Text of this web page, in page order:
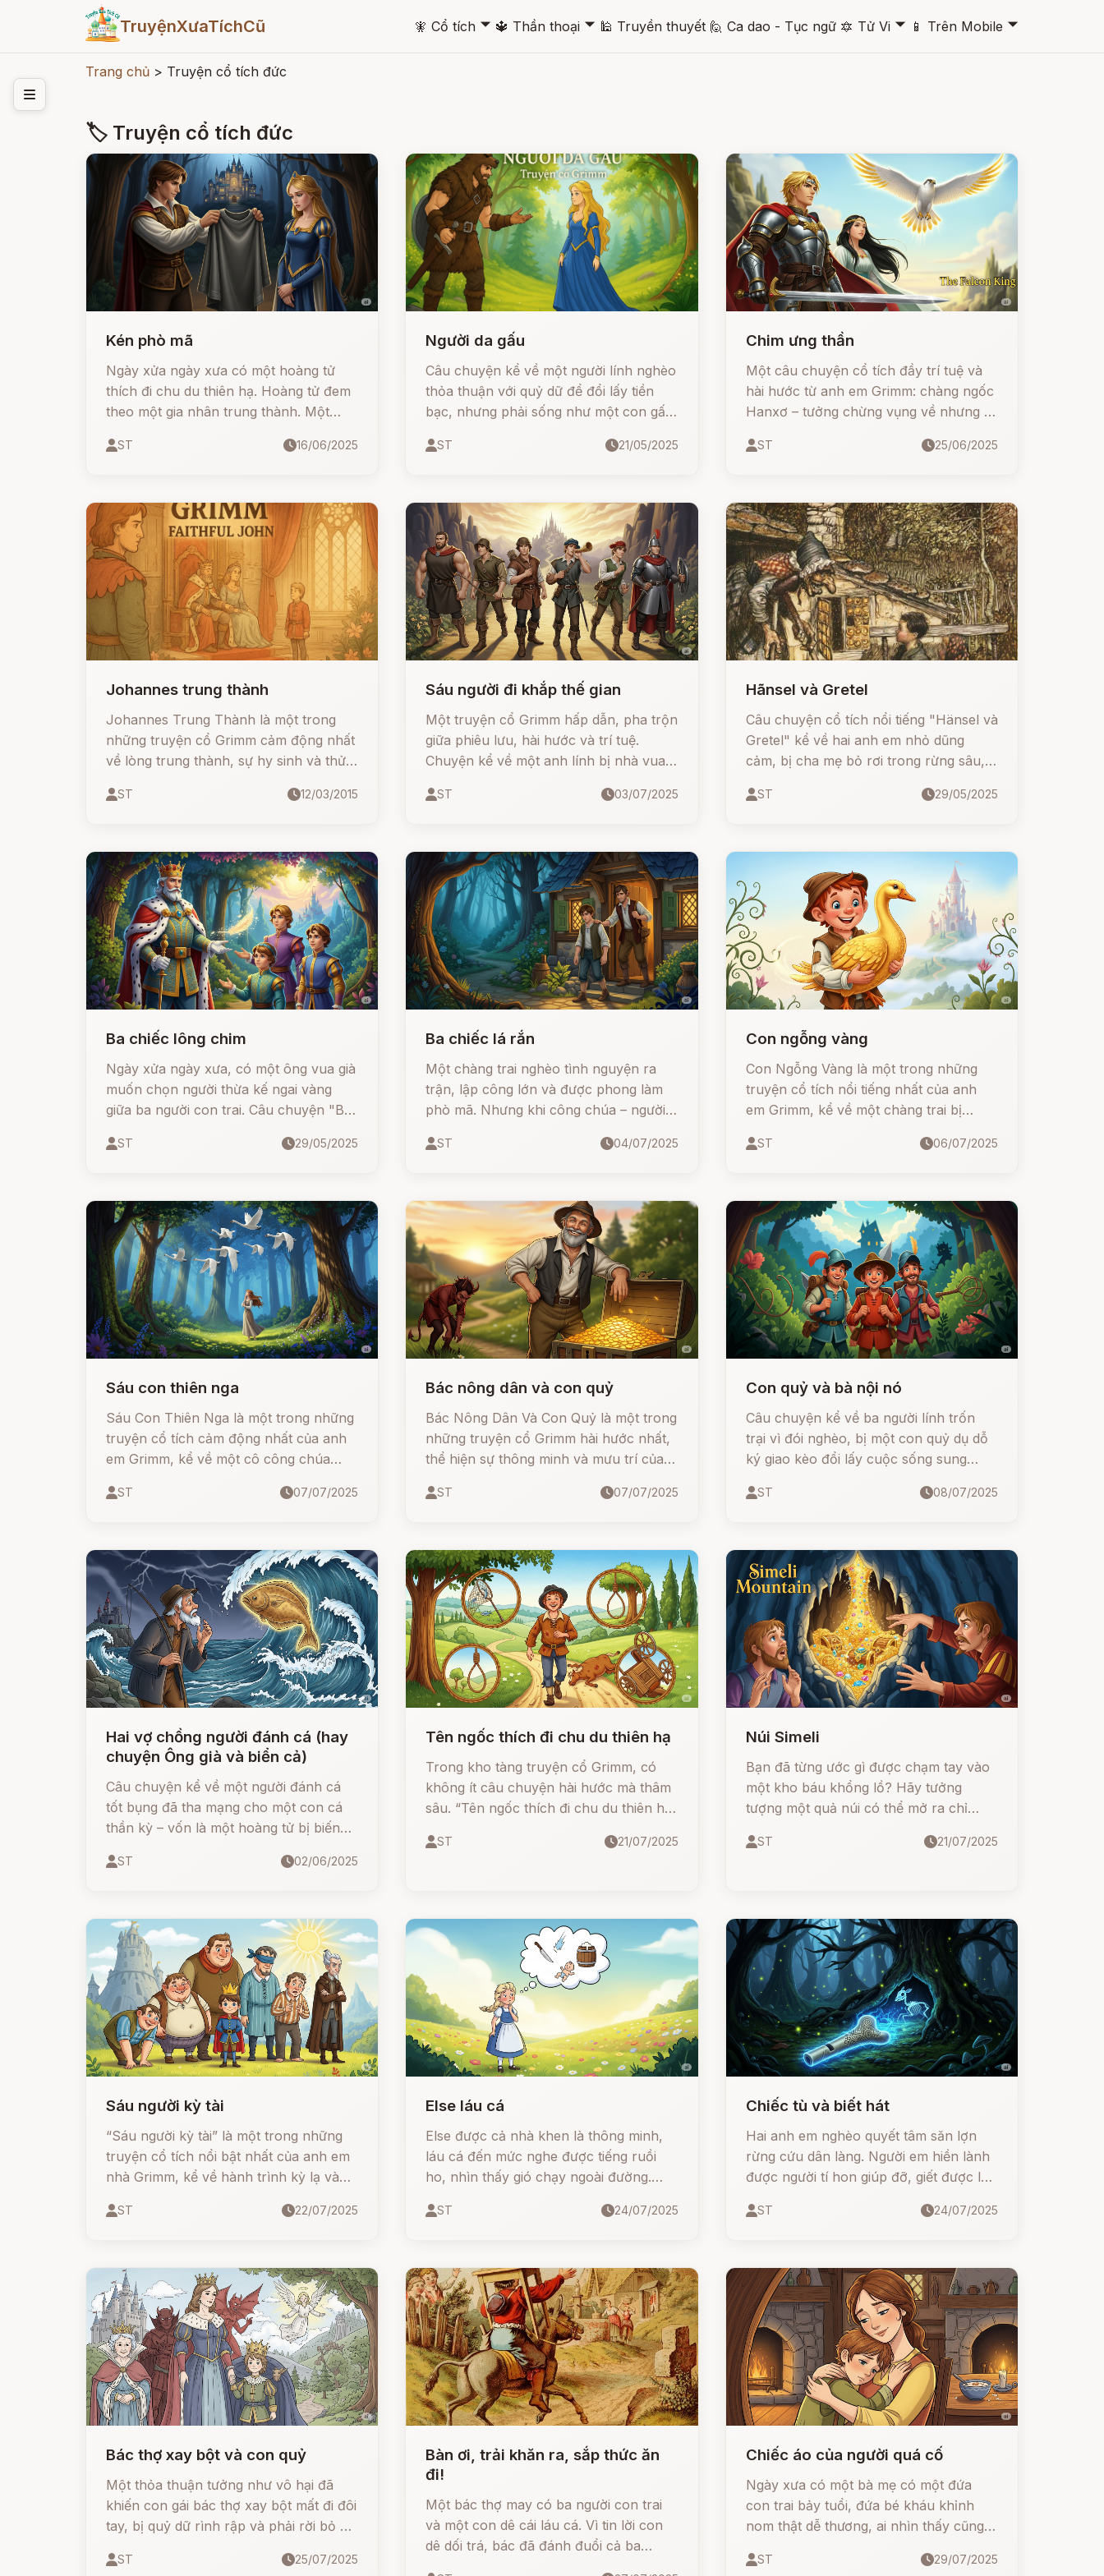
TruyệnXưaTíchCũ 🧚 Cổ tích 🞃 🔱 Thần thoại 🞃 🕌 Truyền thuyết 🙋 Ca dao - Tục ngữ 🔯 Tử Vi 🞃 📱 Trên Mobile 🞃
Trang chủ > Truyện cổ tích đức
🏷 Truyện cổ tích đức
Kén phò mã
Ngày xửa ngày xưa có một hoàng tử
thích đi chu du thiên hạ. Hoàng tử đem
theo một gia nhân trung thành. Một
Trời đã chập choạng tối mà họ vẫn
thoáng thấy bóng một người con gái,
nhìn theo thấy cô đang đi về hướng một
căn nhà nhỏ, hoàng tử rảo bước theo
sau.
ST 16/06/2025
Người da gấu
Câu chuyện kể về một người lính nghèo
thỏa thuận với quỷ dữ để đổi lấy tiền
bạc, nhưng phải sống như một con gấu
cắt tóc, hay cầu nguyện. Liệu anh có
quái dị để chạm đến hạnh phúc?
ST 21/05/2025
Chim ưng thần
Một câu chuyện cổ tích đầy trí tuệ và
hài hước từ anh em Grimm: chàng ngốc
Hanxơ – tưởng chừng vụng về nhưng lại
bệnh, vượt qua thử thách, đánh lừa nhà
ST 25/06/2025
Johannes trung thành
Johannes Trung Thành là một trong
những truyện cổ Grimm cảm động nhất
về lòng trung thành, sự hy sinh và thử
người hầu trung thành, sẵn sàng chịu
ST 12/03/2015
Sáu người đi khắp thế gian
Một truyện cổ Grimm hấp dẫn, pha trộn
giữa phiêu lưu, hài hước và trí tuệ.
Chuyện kể về một anh lính bị nhà vua
để lật ngược thế cờ. Trên đường đi, anh
ST 03/07/2025
Hãnsel và Gretel
Câu chuyện cổ tích nổi tiếng "Hänsel và
Gretel" kể về hai anh em nhỏ dũng
cảm, bị cha mẹ bỏ rơi trong rừng sâu,
của một mụ phù thủy độc ác. Bằng trí
ST 29/05/2025
Ba chiếc lông chim
Ngày xửa ngày xưa, có một ông vua già
muốn chọn người thừa kế ngai vàng
giữa ba người con trai. Câu chuyện "Ba
hành trình kỳ diệu của một chàng trai
cảm. Hãy cùng bắt đầu nhé!
ST 29/05/2025
Ba chiếc lá rắn
Một chàng trai nghèo tình nguyện ra
trận, lập công lớn và được phong làm
phò mã. Nhưng khi công chúa – người
nhận bị chôn sống để giữ lời thề. Trong
mình.
ST 04/07/2025
Con ngỗng vàng
Con Ngỗng Vàng là một trong những
truyện cổ tích nổi tiếng nhất của anh
em Grimm, kể về một chàng trai bị
tốt và tính cách chân thành, chàng
khóc dở cười, cuốn theo cả đoàn người
dính chặt vào nhau.
ST 06/07/2025
Sáu con thiên nga
Sáu Con Thiên Nga là một trong những
truyện cổ tích cảm động nhất của anh
em Grimm, kể về một cô công chúa
âm thầm khâu áo bằng hoa để giải cứu
ST 07/07/2025
Bác nông dân và con quỷ
Bác Nông Dân Và Con Quỷ là một trong
những truyện cổ Grimm hài hước nhất,
thể hiện sự thông minh và mưu trí của
chia hoa lợi cánh đồng để đổi lấy kho
chơi lại con quỷ một vố đau điếng -
khiến quỷ tức tối mà bỏ chạy về hang.
ST 07/07/2025
Con quỷ và bà nội nó
Câu chuyện kể về ba người lính trốn
trại vì đói nghèo, bị một con quỷ dụ dỗ
ký giao kèo đổi lấy cuộc sống sung
gần, họ chỉ còn một cách duy nhất để
ác quỷ nhờ sự giúp đỡ kỳ lạ từ… chính
bà nội của nó?
ST 08/07/2025
Hai vợ chồng người đánh cá (hay
chuyện Ông già và biển cả)
Câu chuyện kể về một người đánh cá
tốt bụng đã tha mạng cho một con cá
thần kỳ – vốn là một hoàng tử bị biến
đáy của người vợ đã khiến mọi điều kỳ
ST 02/06/2025
Tên ngốc thích đi chu du thiên hạ
Trong kho tàng truyện cổ Grimm, có
không ít câu chuyện hài hước mà thâm
sâu. “Tên ngốc thích đi chu du thiên hạ”
dạy con người biết cách sử dụng lời nói
ST 21/07/2025
Núi Simeli
Bạn đã từng ước gì được chạm tay vào
một kho báu khổng lồ? Hãy tưởng
tượng một quả núi có thể mở ra chỉ
bạn quên mất mật khẩu thì sao?
ST 21/07/2025
Sáu người kỳ tài
“Sáu người kỳ tài” là một trong những
truyện cổ tích nổi bật nhất của anh em
nhà Grimm, kể về hành trình kỳ lạ và
cảm cùng sáu người bạn có năng lực
thủy đặt ra để cứu được công chúa
xinh đẹp và giành lấy hạnh phúc.
ST 22/07/2025
Else láu cá
Else được cả nhà khen là thông minh,
láu cá đến mức nghe được tiếng ruồi
ho, nhìn thấy gió chạy ngoài đường.
“đứa con tương lai chết vì con dao treo
ngồi khóc theo! Câu chuyện ngày càng
lố bịch, khi cô ngủ quên ngoài ruộng,
tỉnh dậy lại không nhận ra chính mình,
đi hỏi khắp nơi và rồi... biến mất không
dấu vết.
ST 24/07/2025
Chiếc tù và biết hát
Hai anh em nghèo quyết tâm săn lợn
rừng cứu dân làng. Người em hiền lành
được người tí hon giúp đỡ, giết được lợn
giết chết để cướp công. Tưởng như tội
tiếng... hát sự thật!
ST 24/07/2025
Bác thợ xay bột và con quỷ
Một thỏa thuận tưởng như vô hại đã
khiến con gái bác thợ xay bột mất đi đôi
tay, bị quỷ dữ rình rập và phải rời bỏ gia
kiên và ơn trên phù hộ, cô đã vượt qua
ST 25/07/2025
Bàn ơi, trải khăn ra, sắp thức ăn
đi!
Một bác thợ may có ba người con trai
và một con dê cái láu cá. Vì tin lời con
dê dối trá, bác đã đánh đuổi cả ba
Chiếc áo của người quá cố
Ngày xưa có một bà mẹ có một đứa
con trai bảy tuổi, đứa bé kháu khỉnh
nom thật dễ thương, ai nhìn thấy cũng
hơn tất cả mọi thứ khác trên đời. Nhưng
ST 29/07/2025